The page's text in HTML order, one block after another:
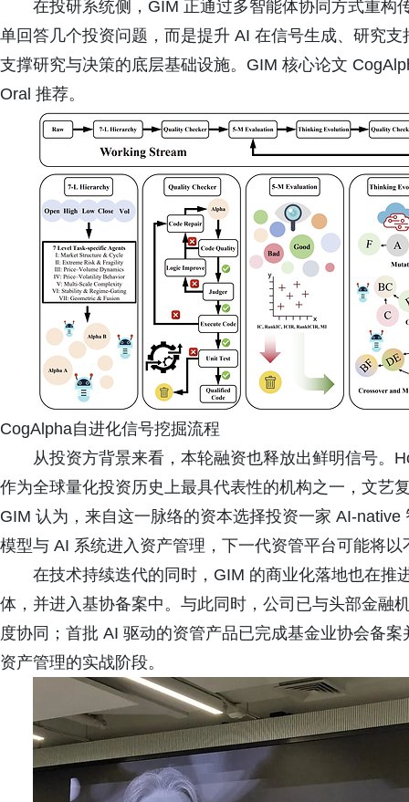
在投研系统侧，GIM 正通过多智能体协同方式重构
单回答几个投资问题，而是提升 AI 在信号生成、研究
支撑研究与决策的底层基础设施。GIM 核心论文
Oral 推荐。
CogAlpha自进化信号挖掘流程
从投资方背景来看，本轮融资也释放出鲜明信号。
作为全球量化投资历史上最具代表性的机构之一，文艺
GIM 认为，来自这一脉络的资本选择投资一家 AI-
模型与 AI 系统进入资产管理，下一代资管平台可能将
在技术持续迭代的同时，GIM 的商业化落地也在推
体，并进入基协备案中。与此同时，公司已与头部金融
度协同；首批 AI 驱动的资管产品已完成基金业协会备
资产管理的实战阶段。